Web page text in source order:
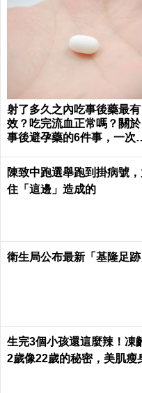
射了多久之內吃事後藥最有
效？吃完流血正常嗎？關於
事後避孕藥的6件事，一次
陳致中跑選舉跑到掛病號
住「這邊」造成的
衛生局公布最新「基隆足跡
生完3個小孩還這麼辣！凍
2歲像22歲的秘密，美肌瘦